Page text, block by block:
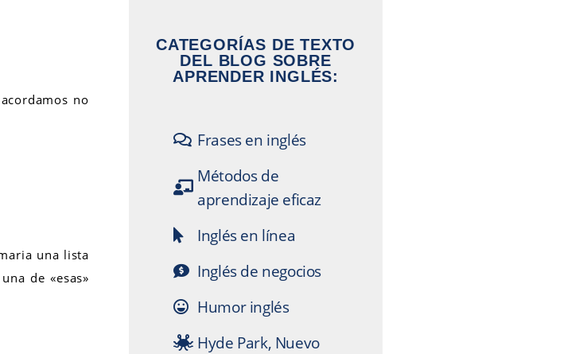
no
una lista
de «esas»
CATEGORÍAS DE TEXTO
DEL BLOG SOBRE
APRENDER INGLÉS:
Frases en inglés
Métodos de
aprendizaje eficaz
Inglés en línea
Inglés de negocios
Humor inglés
Hyde Park, Nuevo